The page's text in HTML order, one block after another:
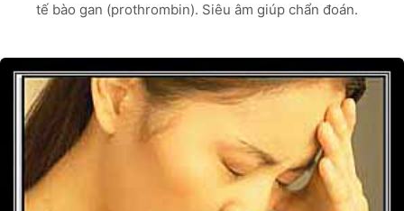
tế bào gan (prothrombin). Siêu âm giúp chẩn đoán.